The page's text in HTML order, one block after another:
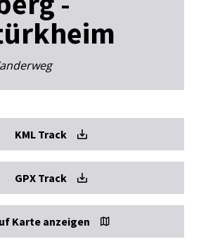
KML Track
GPX Track
Karte anzeigen